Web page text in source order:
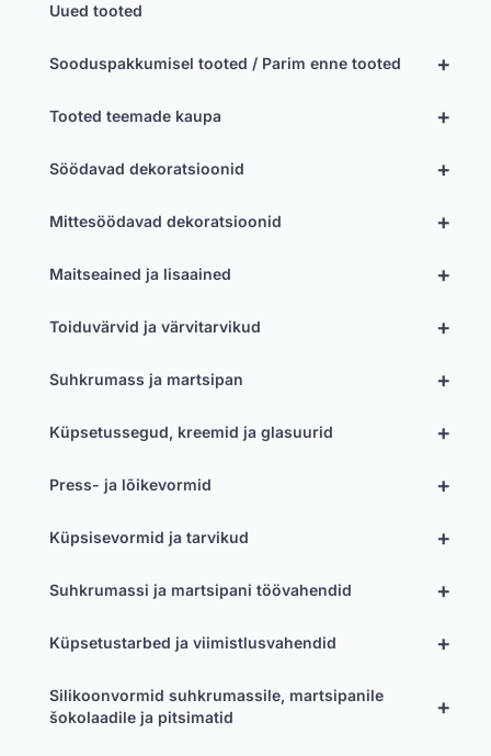
Uued tooted
+
Sooduspakkumisel tooted / Parim enne tooted
+
Tooted teemade kaupa
+
Söödavad dekoratsioonid
+
Mittesöödavad dekoratsioonid
+
Maitseained ja lisaained
+
Toiduvärvid ja värvitarvikud
+
Suhkrumass ja martsipan
+
Küpsetussegud, kreemid ja glasuurid
+
Press- ja lõikevormid
+
Küpsisevormid ja tarvikud
+
Suhkrumassi ja martsipani töövahendid
+
Küpsetustarbed ja viimistlusvahendid
+
Silikoonvormid suhkrumassile, martsipanile
šokolaadile ja pitsimatid